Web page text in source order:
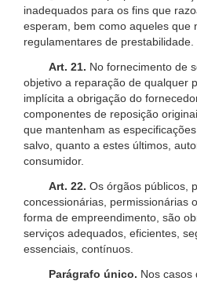
inadequados para os fins que
esperam, bem como aqueles que
regulamentares de prestabilidade.
Art. 21. No fornecimento de
objetivo a reparação de qualquer
implícita a obrigação do
componentes de reposição
que mantenham as
salvo, quanto a estes últimos,
consumidor.
Art. 22. Os órgãos públicos,
concessionárias, permissionárias
forma de empreendimento, são
serviços adequados, eficientes,
essenciais, contínuos.
Parágrafo único. Nos casos